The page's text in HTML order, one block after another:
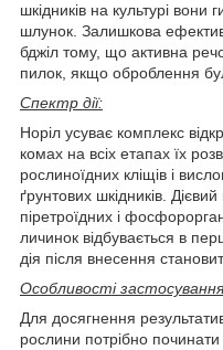
шкідників на культурі
шлунок. Залишкова
бджіл тому, що активна
пилок, якщо оброблення
Спектр дії:
Норіл усуває комплекс
комах на всіх етапах їх
рослиноїдних кліщів і
ґрунтових шкідників.
піретроїдних і
личинок відбувається в
дія після внесення
Особливості
Для досягнення
рослини потрібно починати